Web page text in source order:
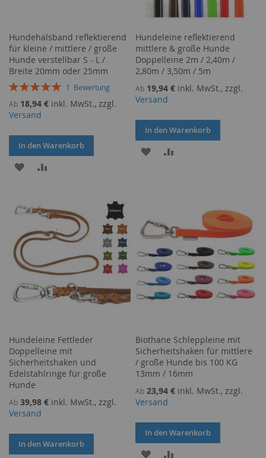
Hundehalsband reflektierend
für kleine / mittlere / große
Hunde verstellbar S - L /
Breite 20mm oder 25mm
Bewertung:
1 Bewertung
Ab 18,94 € inkl. MwSt., zzgl.
Versand
In den Warenkorb
ZUR
HINZUFÜGEN
HINZUFÜGEN
Hundeleine reflektierend
mittlere & große Hunde
Doppelleine 2m / 2,40m /
2,80m / 3,50m / 5m
Ab 19,94 € inkl. MwSt., zzgl.
Versand
In den Warenkorb
ZUR
Hundeleine Fettleder
Doppelleine mit
Sicherheitshaken und
Edelstahlringe für große
Hunde
Ab 39,98 € inkl. MwSt., zzgl.
Versand
In den Warenkorb
Biothane Schleppleine mit
Sicherheitshaken für mittlere
/ große Hunde bis 100 KG
13mm / 16mm
Ab 23,94 € inkl. MwSt., zzgl.
Versand
In den Warenkorb
ZUR